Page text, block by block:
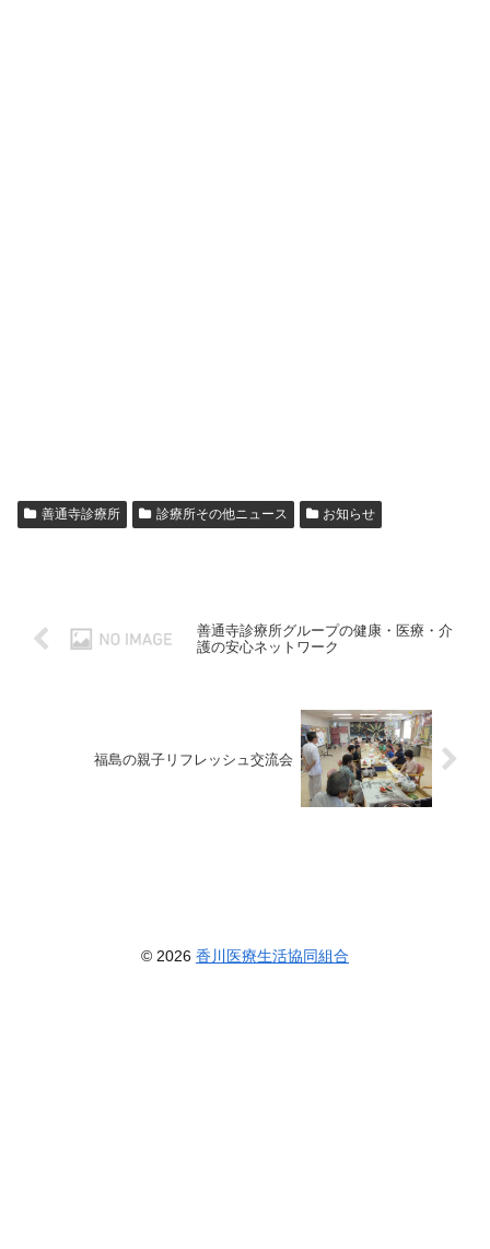
善通寺診療所 診療所その他ニュース お知らせ
善通寺診療所グループの健康・医療・介
護の安心ネットワーク
福島の親子リフレッシュ交流会
© 2026 香川医療生活協同組合